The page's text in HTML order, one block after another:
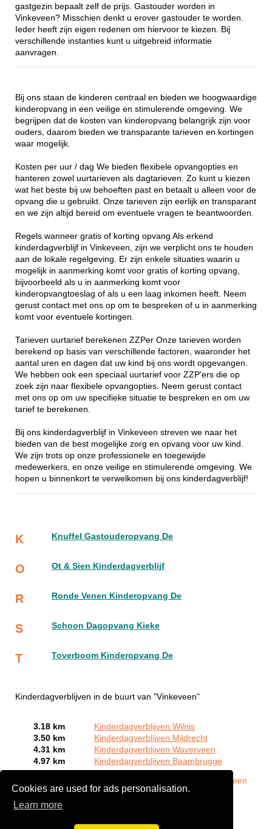
Cookies are used for ads personalisation.
Learn more
gastgezin bepaalt zelf de prijs. Gastouder worden in
Vinkeveen? Misschien denkt u erover gastouder te worden.
Ieder heeft zijn eigen redenen om hiervoor te kiezen. Bij
verschillende instanties kunt u uitgebreid informatie
aanvragen.
Bij ons staan de kinderen centraal en bieden we hoogwaardige
kinderopvang in een veilige en stimulerende omgeving. We
begrijpen dat de kosten van kinderopvang belangrijk zijn voor
ouders, daarom bieden we transparante tarieven en kortingen
waar mogelijk.
Kosten per uur / dag We bieden flexibele opvangopties en
hanteren zowel uurtarieven als dagtarieven. Zo kunt u kiezen
wat het beste bij uw behoeften past en betaalt u alleen voor de
opvang die u gebruikt. Onze tarieven zijn eerlijk en transparant
en we zijn altijd bereid om eventuele vragen te beantwoorden.
Regels wanneer gratis of korting opvang Als erkend
kinderdagverblijf in Vinkeveen, zijn we verplicht ons te houden
aan de lokale regelgeving. Er zijn enkele situaties waarin u
mogelijk in aanmerking komt voor gratis of korting opvang,
bijvoorbeeld als u in aanmerking komt voor
kinderopvangtoeslag of als u een laag inkomen heeft. Neem
gerust contact met ons op om te bespreken of u in aanmerking
komt voor eventuele kortingen.
Tarieven uurtarief berekenen ZZPer Onze tarieven worden
berekend op basis van verschillende factoren, waaronder het
aantal uren en dagen dat uw kind bij ons wordt opgevangen.
We hebben ook een speciaal uurtarief voor ZZP'ers die op
zoek zijn naar flexibele opvangopties. Neem gerust contact
met ons op om uw specifieke situatie te bespreken en om uw
tarief te berekenen.
Bij ons kinderdagverblijf in Vinkeveen streven we naar het
bieden van de best mogelijke zorg en opvang voor uw kind.
We zijn trots op onze professionele en toegewijde
medewerkers, en onze veilige en stimulerende omgeving. We
hopen u binnenkort te verwelkomen bij ons kinderdagverblijf!
K Knuffel Gastouderopvang De
O Ot & Sien Kinderdagverblijf
R Ronde Venen Kinderopvang De
S Schoon Dagopvang Kieke
T Toverboom Kinderopvang De
Kinderdagverblijven in de buurt van "Vinkeveen"
3.18 km
Kinderdagverblijven Wilnis
3.50 km
Kinderdagverblijven Mijdrecht
4.31 km
Kinderdagverblijven Waverveen
4.97 km
Kinderdagverblijven Baambrugge
Meld een
bedrijf gratis aan